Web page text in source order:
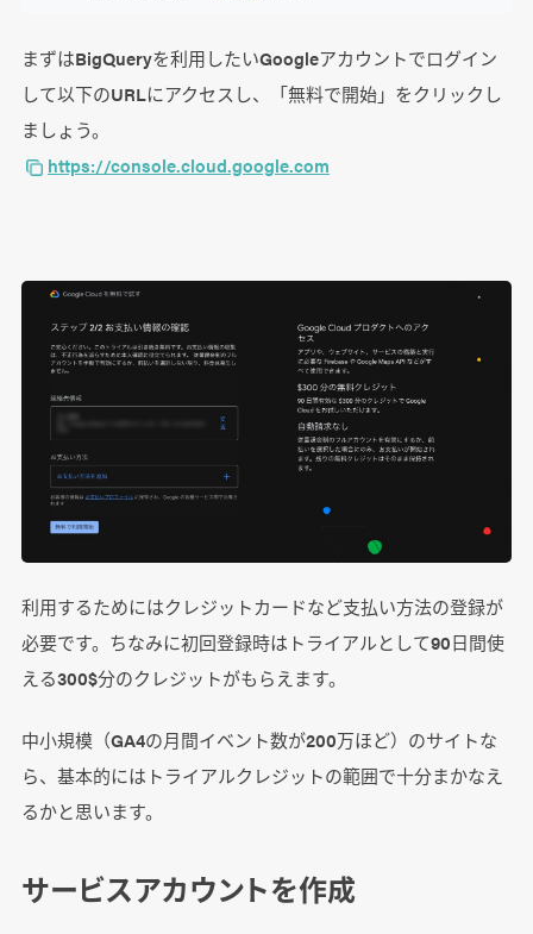
まずはBigQueryを利用したいGoogleアカウントでログイン
して以下のURLにアクセスし、「無料で開始」をクリックし
ましょう。
https://console.cloud.google.com
利用するためにはクレジットカードなど支払い方法の登録が
必要です。ちなみに初回登録時はトライアルとして90日間使
える300$分のクレジットがもらえます。
中小規模（GA4の月間イベント数が200万ほど）のサイトな
ら、基本的にはトライアルクレジットの範囲で十分まかなえ
るかと思います。
サービスアカウントを作成